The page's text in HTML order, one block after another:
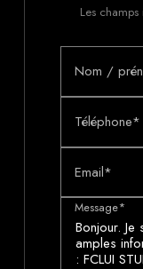
Les
Nom /
Téléphone*
Email*
Message*